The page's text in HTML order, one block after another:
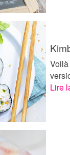
Lire